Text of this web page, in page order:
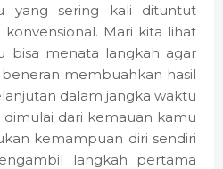
yang sering kali dituntut
Mari kita lihat
bisa menata langkah agar
membuahkan hasil
dalam jangka waktu
dimulai dari kemauan kamu
kemampuan diri sendiri
langkah pertama